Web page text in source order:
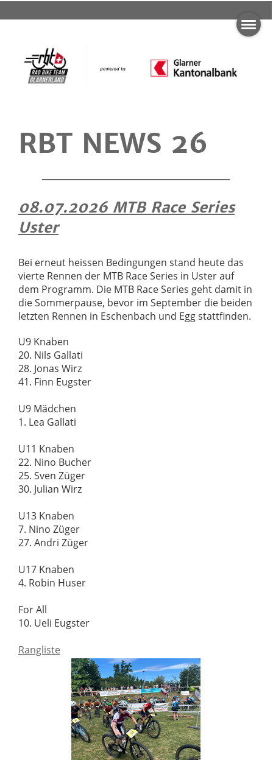
RBT NEWS 26
08.07.2026 MTB Race Series
Uster
Bei erneut heissen Bedingungen stand heute das
vierte Rennen der MTB Race Series in Uster auf
dem Programm. Die MTB Race Series geht damit in
die Sommerpause, bevor im September die beiden
letzten Rennen in Eschenbach und Egg stattfinden.
U9 Knaben
20. Nils Gallati
28. Jonas Wirz
41. Finn Eugster
U9 Mädchen
1. Lea Gallati
U11 Knaben
22. Nino Bucher
25. Sven Züger
30. Julian Wirz
U13 Knaben
7. Nino Züger
27. Andri Züger
U17 Knaben
4. Robin Huser
For All
10. Ueli Eugster
Rangliste